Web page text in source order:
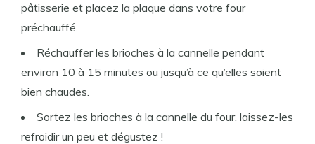
pâtisserie et placez la plaque dans votre four
préchauffé.
Réchauffer les brioches à la cannelle pendant
environ 10 à 15 minutes ou jusqu’à ce qu’elles soient
bien chaudes.
Sortez les brioches à la cannelle du four, laissez-les
refroidir un peu et dégustez !